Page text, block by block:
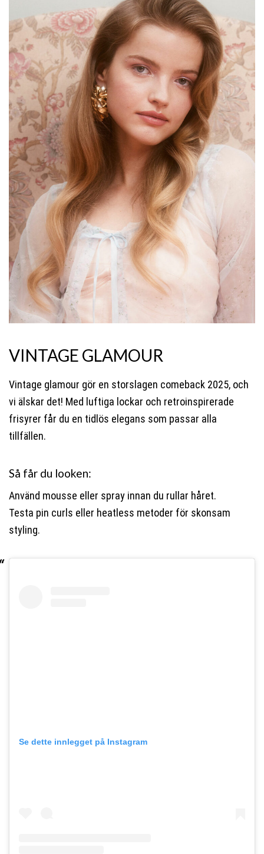
VINTAGE GLAMOUR
Vintage glamour gör en storslagen comeback 2025, och
vi älskar det! Med luftiga lockar och retroinspirerade
frisyrer får du en tidlös elegans som passar alla
tillfällen.
Så får du looken:
Använd mousse eller spray innan du rullar håret.
Testa pin curls eller heatless metoder för skonsam
styling.
Se dette innlegget på Instagram